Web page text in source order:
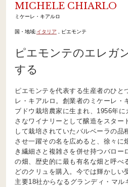
MICHELE CHIARLO
ミケーレ・キアルロ
国・地域:イタリア , ピエモンテ
ピエモンテのエレガ
する
ピエモンテを代表する生産者のひと
レ・キアルロ。創業者のミケーレ・
ブドウ栽培農家に生まれ、1956年
さなワイナリーとして醸造をスター
して栽培されていたバルベーラの品
させ一躍その名を広めると、徐々に
き繊細さと複雑さを併せ持つバロー
の畑、歴史的に最も有名な畑と呼べ
どのクリュを購入。今では輝かしい
主要18社からなるグランディ・マル